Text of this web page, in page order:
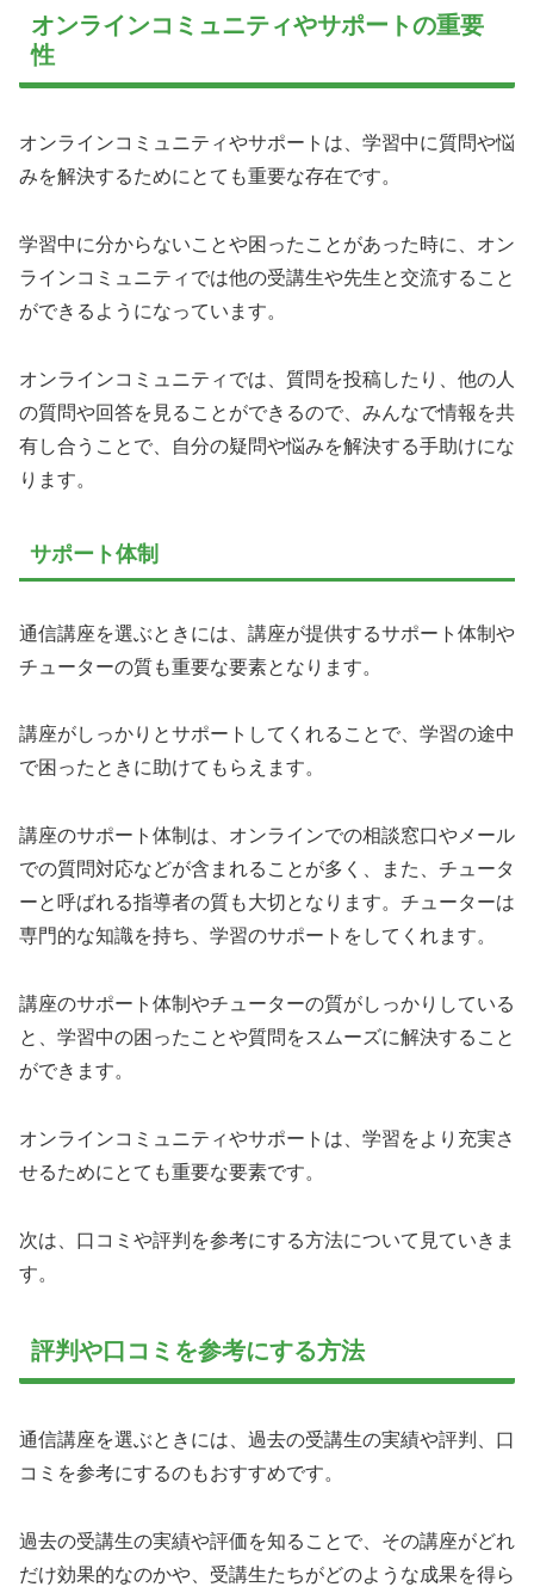
オンラインコミュニティやサポートの重要
性
オンラインコミュニティやサポートは、学習中に質問や悩
みを解決するためにとても重要な存在です。
学習中に分からないことや困ったことがあった時に、オン
ラインコミュニティでは他の受講生や先生と交流すること
ができるようになっています。
オンラインコミュニティでは、質問を投稿したり、他の人
の質問や回答を見ることができるので、みんなで情報を共
有し合うことで、自分の疑問や悩みを解決する手助けにな
ります。
サポート体制
通信講座を選ぶときには、講座が提供するサポート体制や
チューターの質も重要な要素となります。
講座がしっかりとサポートしてくれることで、学習の途中
で困ったときに助けてもらえます。
講座のサポート体制は、オンラインでの相談窓口やメール
での質問対応などが含まれることが多く、また、チュータ
ーと呼ばれる指導者の質も大切となります。チューターは
専門的な知識を持ち、学習のサポートをしてくれます。
講座のサポート体制やチューターの質がしっかりしている
と、学習中の困ったことや質問をスムーズに解決すること
ができます。
オンラインコミュニティやサポートは、学習をより充実さ
せるためにとても重要な要素です。
次は、口コミや評判を参考にする方法について見ていきま
す。
評判や口コミを参考にする方法
通信講座を選ぶときには、過去の受講生の実績や評判、口
コミを参考にするのもおすすめです。
過去の受講生の実績や評価を知ることで、その講座がどれ
だけ効果的なのかや、受講生たちがどのような成果を得ら